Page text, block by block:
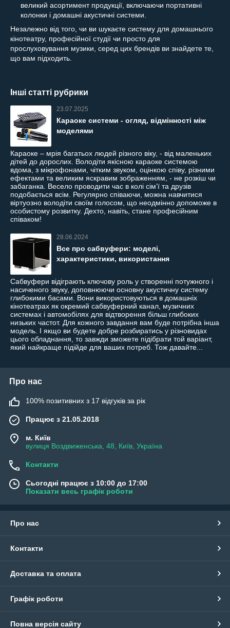
великий асортимент продукції, включаючи портативні
колонки і домашні акустичні системи.
Незалежно від того, чи ви шукаєте систему для домашнього
кінотеатру, професійної студії чи просто для
прослуховування музики, серед цих брендів ви знайдете те,
що вам підходить.
Інші статті рубрики
23.07.2025
Караоке системи - огляд, відмінності між
моделями
Караоке – мрія багатьох людей різного віку, - від маленьких
дітей до дорослих. Володіти якісною караоке системою
вдома, з мікрофонами, чітким звуком, оцінкою співу, різними
ефектами та великим яскравим зображенням, - не розкіш чи
забаганка. Весело проводити час в колі сім’ї та друзів
подобається всім. Регулярно співаючи, можна навчитися
віртуозно володіти своїм голосом, що неодмінно допоможе в
особистому розвитку. Дехто, навіть, стане професійним
співаком!
28.06.2024
Все про сабвуфери: моделі,
характеристики, використання
Сабвуфери відіграють ключову роль у створенні потужного і
насиченого звуку, доповнюючи основну акустичну систему
глибокими басами. Вони використовуються в домашніх
кінотеатрах як окремий сабвуферний канал, музичних
системах і автомобілях для відтворення більш глибоких
низьких частот. Для кожного завдання вам буде потрібна інша
модель. І якщо ви будете добре розбиратись у різновидах
цього обладнання, то завжди зможете підібрати той варіант,
який найкраще підійде для ваших потреб. Тож давайте...
Про нас
100% позитивних з 17 відгуків за рік
Працює з 21.05.2018
м. Київ
вулиця Воздвиженська, 48, Київ, Україна
Контакти
Сьогодні працює з 10:00 до 17:00
Показати весь графік роботи
Про нас
Контакти
Доставка та оплата
Графік роботи
Повна версія сайту